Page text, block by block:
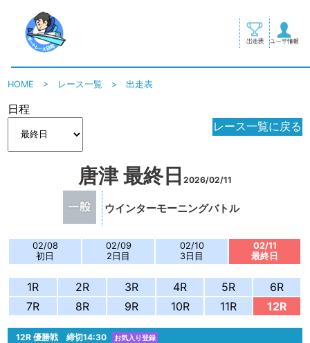
HOME > レース一覧 >出走表
日程
レース一覧に戻る
唐津 最終日 2026/02/11
ウインターモーニングバトル
02/08
初日
02/09
2日目
02/10
3日目
02/11
最終日
1R 2R 3R 4R 5R
6R
7R
8R 9R 10R 11R 12R
12R優勝戦 締切14:30 お気入り登録